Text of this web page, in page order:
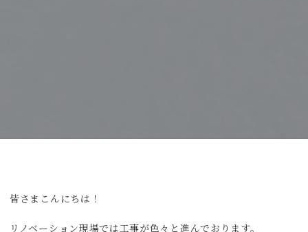
皆さまこんにちは！
リノベーション現場では工事が色々と進んでおります。